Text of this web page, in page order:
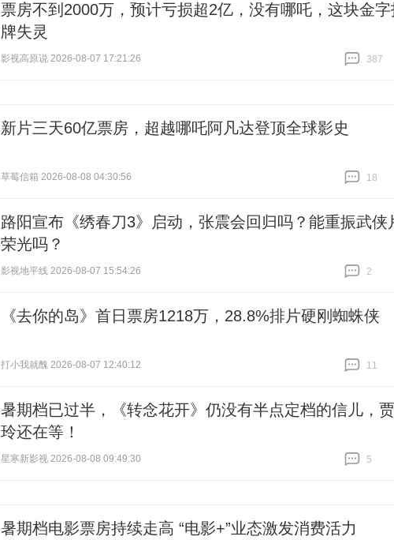
票房不到2000万，预计亏损超2亿，没有哪吒，这块金字
牌失灵
影视高原说 2026-08-07 17:21:26
387
新片三天60亿票房，超越哪吒阿凡达登顶全球影史
草莓信箱 2026-08-08 04:30:56
18
路阳宣布《绣春刀3》启动，张震会回归吗？能重振武侠
荣光吗？
影视地平线 2026-08-07 15:54:26
2
《去你的岛》首日票房1218万，28.8%排片硬刚蜘蛛侠
打小我就醜 2026-08-07 12:40:12
11
暑期档已过半，《转念花开》仍没有半点定档的信儿，贾
玲还在等！
星寒新影视 2026-08-08 09:49:30
5
暑期档电影票房持续走高 “电影+”业态激发消费活力